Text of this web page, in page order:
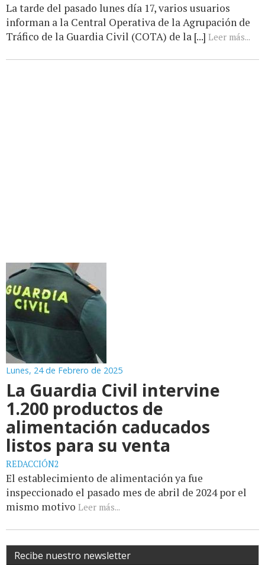
La tarde del pasado lunes día 17, varios usuarios
informan a la Central Operativa de la Agrupación de
Tráfico de la Guardia Civil (COTA) de la [...] Leer más...
Lunes, 24 de Febrero de 2025
La Guardia Civil intervine
1.200 productos de
alimentación caducados
listos para su venta
REDACCIÓN2
El establecimiento de alimentación ya fue
inspeccionado el pasado mes de abril de 2024 por el
mismo motivo Leer más...
Recibe nuestro newsletter